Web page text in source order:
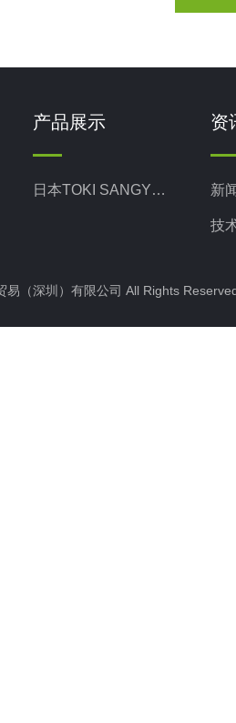
产品展示
日本TOKI SANGYO东机产业
资
新
技
易（深圳）有限公司 All Rights